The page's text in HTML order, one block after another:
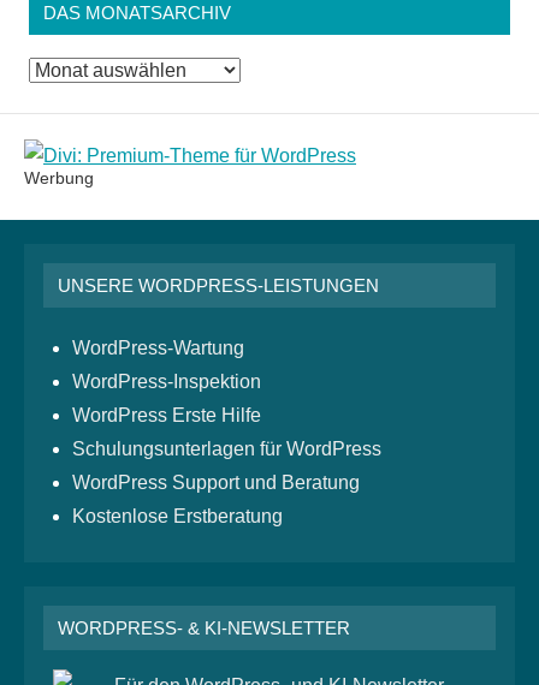
DAS MONATSARCHIV
Das
Werbung
UNSERE WORDPRESS-LEISTUNGEN
WordPress-Wartung
WordPress-Inspektion
WordPress Erste Hilfe
Schulungsunterlagen für WordPress
WordPress Support und Beratung
Kostenlose Erstberatung
WORDPRESS- & KI-NEWSLETTER